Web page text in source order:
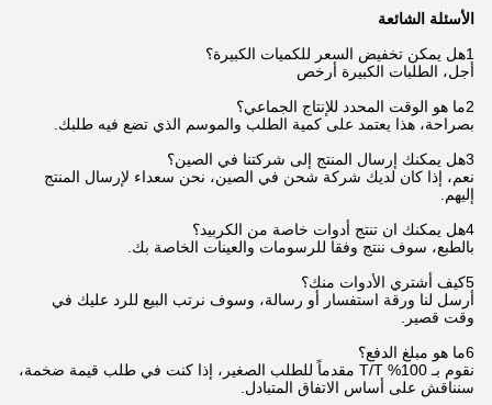
الأسئلة الشائعة
1هل يمكن تخفيض السعر للكميات الكبيرة؟
أجل، الطلبات الكبيرة أرخص
2ما هو الوقت المحدد للإنتاج الجماعي؟
بصراحة، هذا يعتمد على كمية الطلب والموسم الذي تضع فيه طلبك.
3هل يمكنك إرسال المنتج إلى شركتنا في الصين؟
نعم، إذا كان لديك شركة شحن في الصين، نحن سعداء لإرسال المنتج
إليهم.
4هل يمكنك ان تنتج أدوات خاصة من الكربيد؟
بالطبع، سوف ننتج وفقا للرسومات والعينات الخاصة بك.
5كيف أشتري الأدوات منك؟
أرسل لنا ورقة استفسار أو رسالة، وسوف نرتب البيع للرد عليك في
وقت قصير.
6ما هو مبلغ الدفع؟
نقوم بـ 100% T/T مقدماً للطلب الصغير، إذا كنت في طلب قيمة ضخمة،
سنناقش على أساس الاتفاق المتبادل.